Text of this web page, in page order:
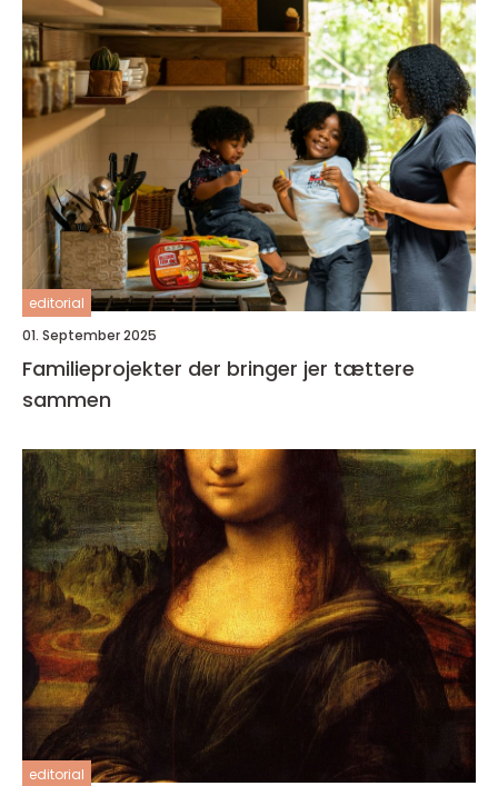
editorial
01. September 2025
Familieprojekter der bringer jer tættere
sammen
editorial